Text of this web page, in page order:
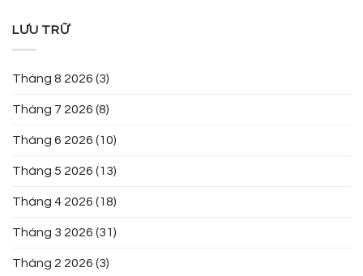
LƯU TRỮ
Tháng 8 2026 (3)
Tháng 7 2026 (8)
Tháng 6 2026 (10)
Tháng 5 2026 (13)
Tháng 4 2026 (18)
Tháng 3 2026 (31)
Tháng 2 2026 (3)